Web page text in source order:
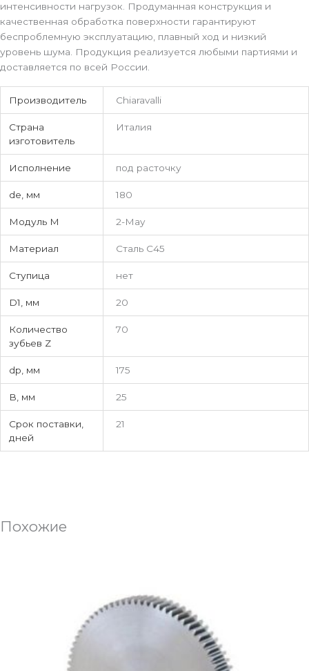
интенсивности нагрузок. Продуманная конструкция и
качественная обработка поверхности гарантируют
беспроблемную эксплуатацию, плавный ход и низкий
уровень шума. Продукция реализуется любыми партиями и
доставляется по всей России.
Производитель Chiaravalli
Страна
изготовитель
Италия
Исполнение под расточку
de, мм 180
Модуль М 2-May
Материал Сталь С45
Ступица нет
D1, мм 20
Количество
зубьев Z
70
dp, мм 175
В, мм 25
Срок поставки,
дней
21
Похожие